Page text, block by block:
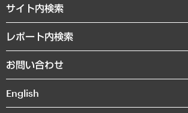
まちづくり・観光・交通・スポーツ・スマートシティ
自然資源・農林水産業・食料システム
メディア掲載・出演
沿革
組織図・本部部室紹介
インドネシア現地法人
サイト内検索
レポート内検索
お問い合わせ
English